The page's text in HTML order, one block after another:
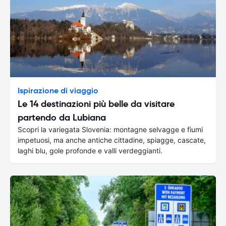
Ispirazione di viaggio
Le 14 destinazioni più belle da visitare
partendo da Lubiana
Scopri la variegata Slovenia: montagne selvagge e fiumi
impetuosi, ma anche antiche cittadine, spiagge, cascate,
laghi blu, gole profonde e valli verdeggianti.